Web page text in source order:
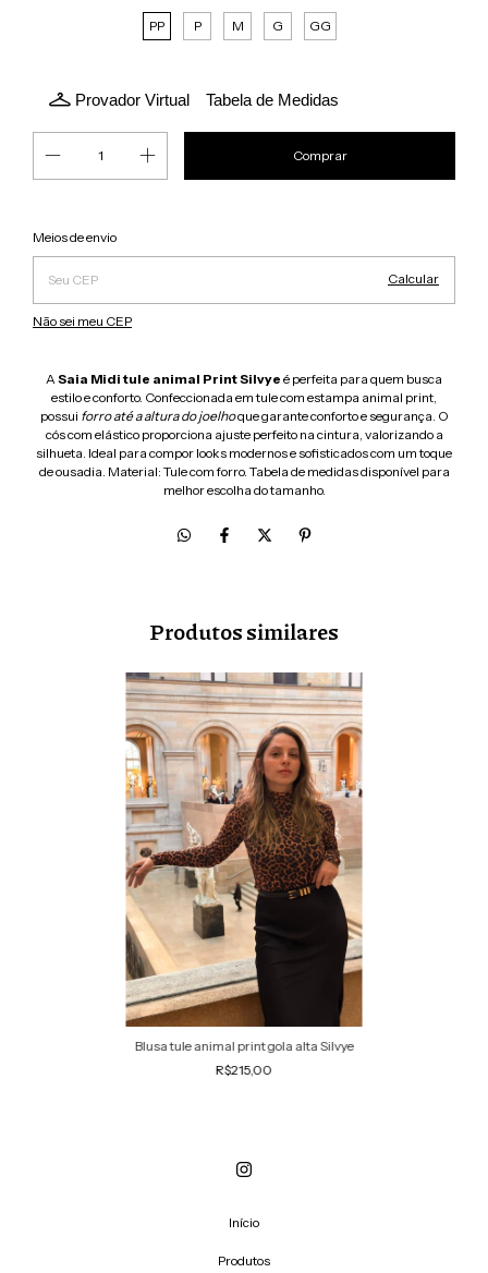
PP
P M G GG
Provador Virtual Tabela de Medidas
Entregas para o CEP:
Meios de envio
Calcular
Não sei meu CEP
ASaia Midi tule animal Print Silvye é perfeita para quem busca
estilo e conforto. Confeccionada em tule com estampa animal print,
possui forro até a altura do joelhoque garante conforto e segurança. O
cós com elástico proporciona ajuste perfeito na cintura, valorizando a
silhueta. Ideal para compor looks modernos e sofisticados com um toque
de ousadia. Material: Tule com forro. Tabela de medidas disponível para
melhor escolha do tamanho.
Produtos similares
Blusa tule animal print gola alta Silvye
R$215,00
Início
Produtos